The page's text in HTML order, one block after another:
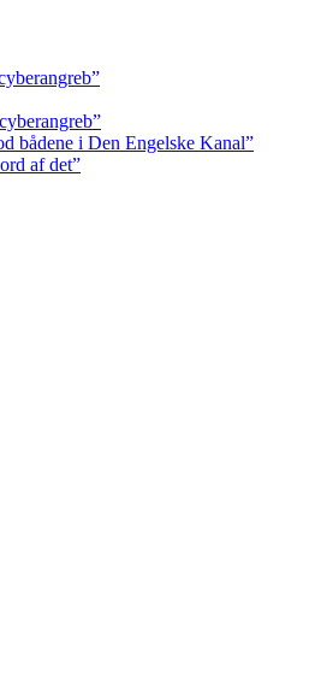
bådene i Den Engelske Kanal”
af det”